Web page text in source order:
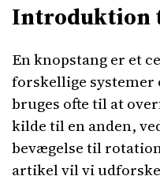
Introduktion
En knopstang er et
forskellige
bruges ofte til at
kilde til en anden,
bevægelse til
artikel vil vi